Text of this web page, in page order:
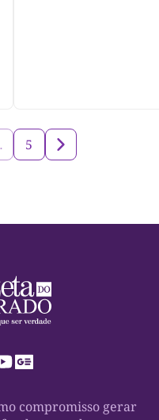
5
compromisso gerar